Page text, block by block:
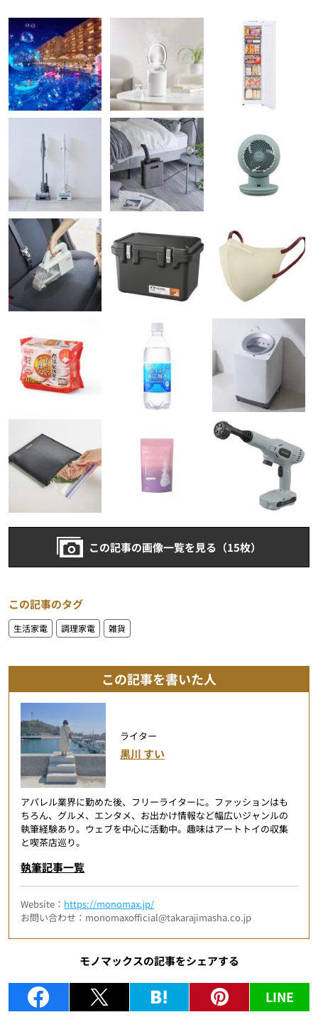
この記事の画像一覧を見る（15枚）
この記事のタグ
生活家電 調理家電 雑貨
この記事を書いた人
ライター
黒川 すい
アパレル業界に勤めた後、フリーライターに。ファッションはも
ちろん、グルメ、エンタメ、お出かけ情報など幅広いジャンルの
執筆経験あり。ウェブを中心に活動中。趣味はアートトイの収集
と喫茶店巡り。
執筆記事一覧
Website： https://monomax.jp/
お問い合わせ：monomaxofficial@takarajimasha.co.jp
モノマックスの記事をシェアする
LINE